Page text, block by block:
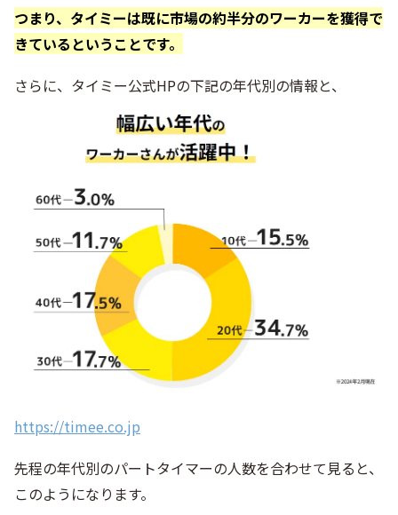
つまり、タイミーは既に市場の約半分のワーカーを獲得で
きているということです。
さらに、タイミー公式HPの下記の年代別の情報と、
https://timee.co.jp
先程の年代別のパートタイマーの人数を合わせて見ると、
このようになります。